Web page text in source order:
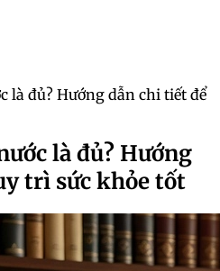
là đủ? Hướng dẫn chi tiết để
là đủ? Hướng
trì sức khỏe tốt